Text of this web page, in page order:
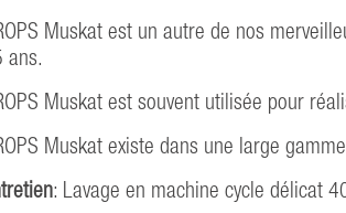
Muskat est un autre de nos
ans.
Muskat est souvent utilisée pour
Muskat existe dans une large
: Lavage en machine cycle délicat